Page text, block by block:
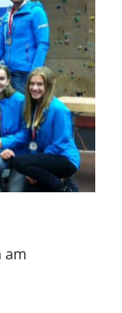
am